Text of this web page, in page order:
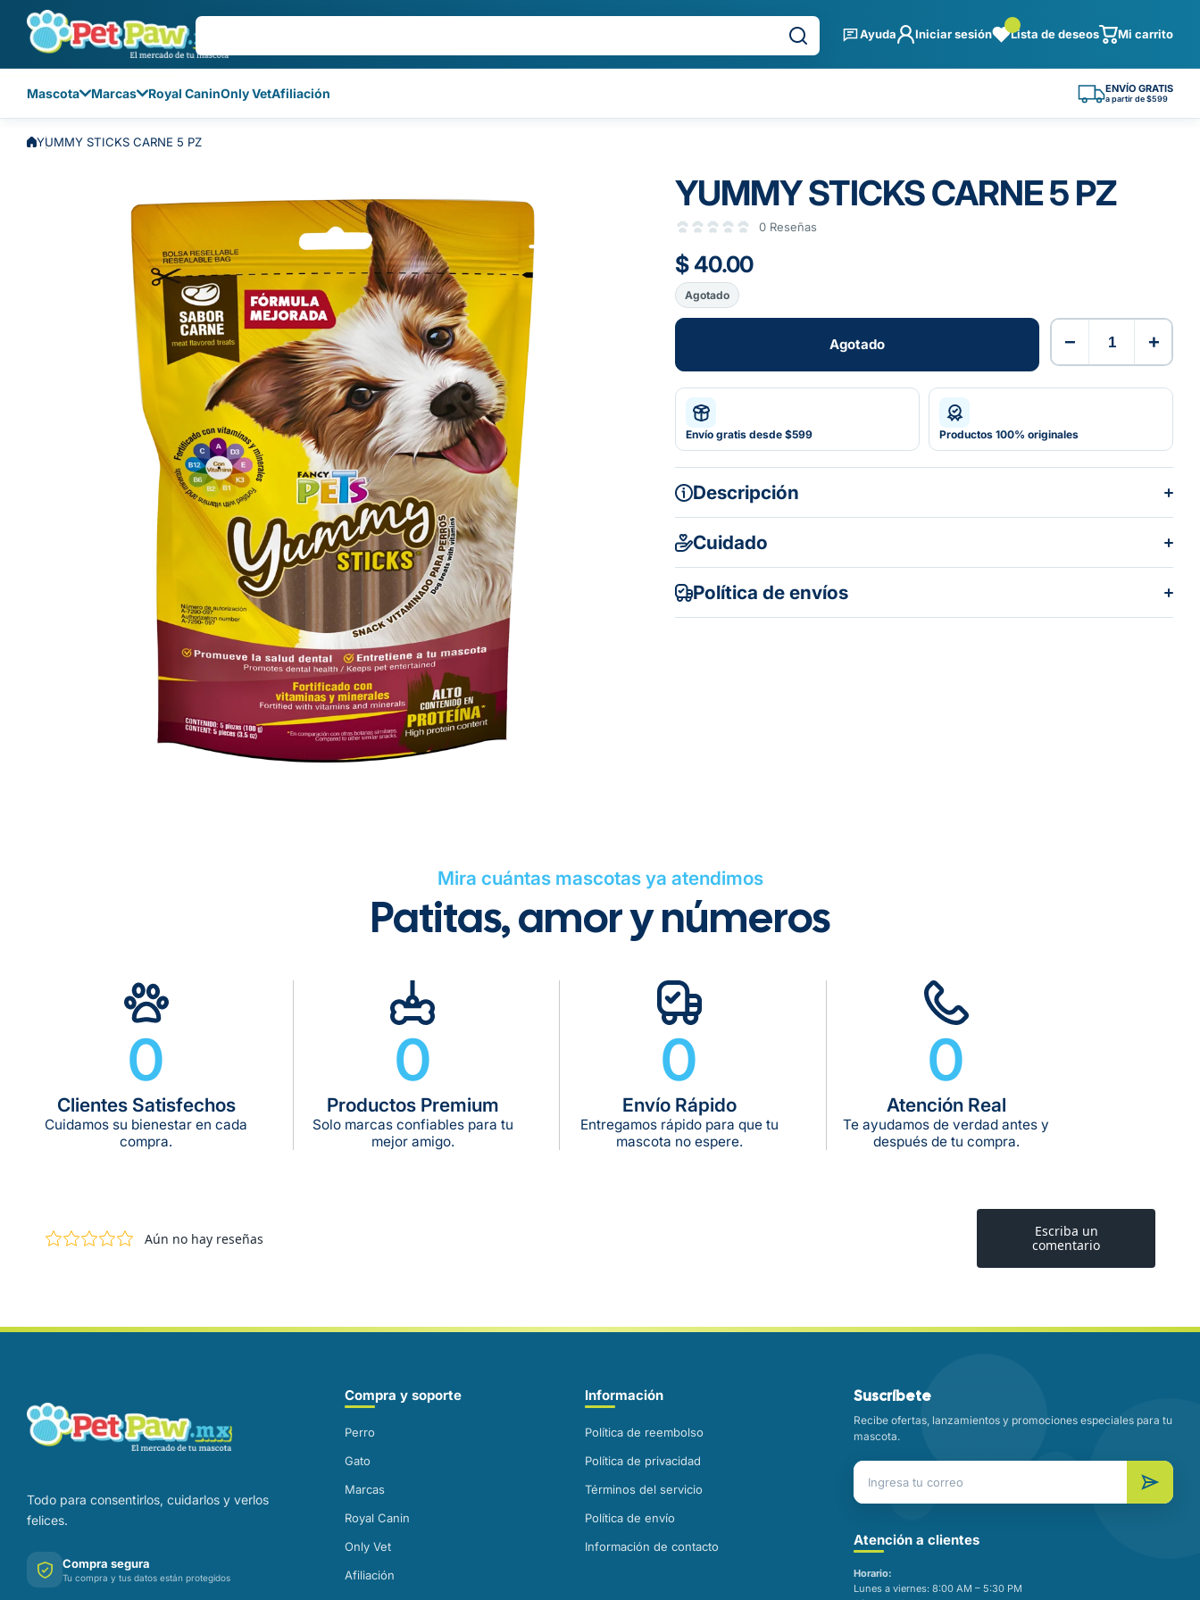
Saltar al contenido
Ayuda Iniciar sesión Lista de deseos Mi carrito
Mascota Marcas Royal CaninOnly VetAfiliación ENVÍO GRATIS
a partir de $599
YUMMY STICKS CARNE 5 PZ
YUMMY STICKS CARNE 5 PZ
0 Reseñas
$ 40.00
Agotado
Agotado
− +
Envío gratis desde $599 Productos 100% originales
Descripción
Cuidado
Política de envíos
Gratis en compras de $599 o más
Mira cuántas mascotas ya atendimos
Patitas, amor y números
0
Clientes Satisfechos
Cuidamos su bienestar en cada
compra.
0
Productos Premium
Solo marcas confiables para tu
mejor amigo.
0
Envío Rápido
Entregamos rápido para que tu
mascota no espere.
0
Atención Real
Te ayudamos de verdad antes y
después de tu compra.
Todo para consentirlos, cuidarlos y verlos
felices.
Compra segura
Tu compra y tus datos están protegidos
Compra y soporte
Perro
Gato
Marcas
Royal Canin
Only Vet
Afiliación
Información
Política de reembolso
Política de privacidad
Términos del servicio
Política de envío
Información de contacto
Suscríbete
Recibe ofertas, lanzamientos y promociones especiales para tu
mascota.
Atención a clientes
Horario:
Lunes a viernes: 8:00 AM – 5:30 PM